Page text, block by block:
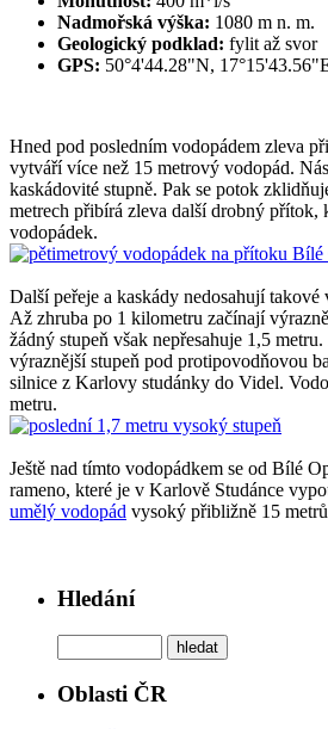
Nadmořská výška: 1080 m n. m.
Geologický podklad: fylit až svor
GPS: 50°4'44.28"N,
Hned pod posledním vodopádem zleva
vytváří více než 15 metrový vodopád.
kaskádovité stupně. Pak se potok
metrech přibírá zleva další drobný
vodopádek.
Další peřeje a kaskády nedosahují
Až zhruba po 1 kilometru začínají
žádný stupeň však nepřesahuje 1,5
výraznější stupeň pod protipovodňovou
silnice z Karlovy studánky do Videl.
metru.
Ještě nad tímto vodopádkem se od Bílé
rameno, které je v Karlově Studánce
umělý vodopád vysoký přibližně 15
Hledání
Oblasti ČR